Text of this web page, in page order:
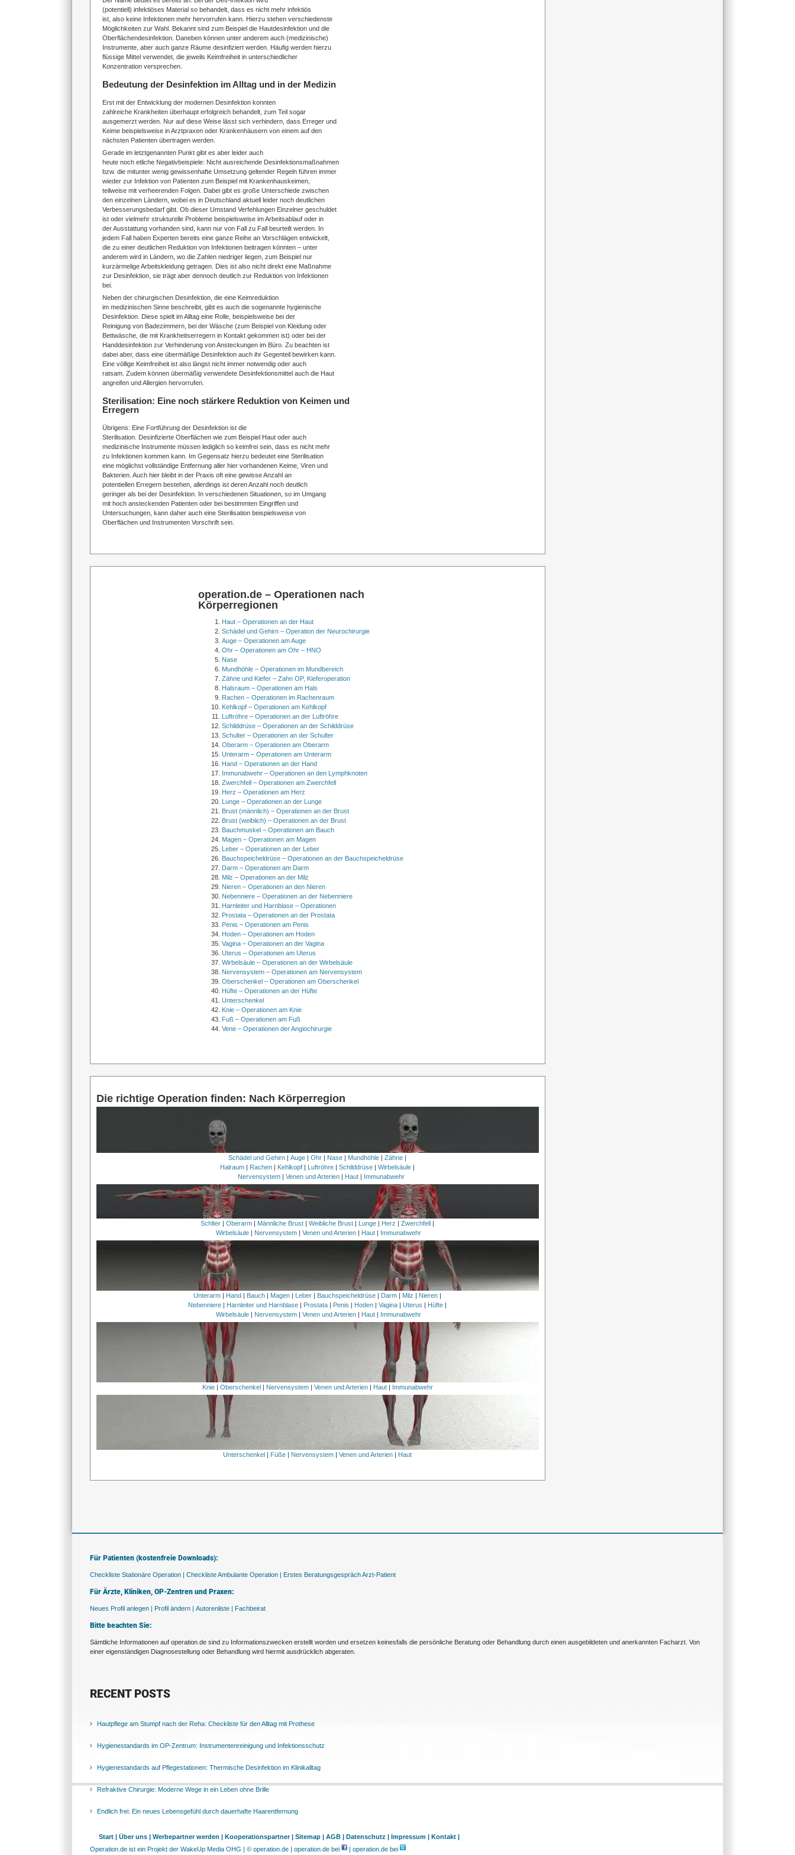
(potentiell) infektiöses Material so behandelt, dass es nicht mehr infektiös
ist, also keine Infektionen mehr hervorrufen kann. Hierzu stehen verschiedenste
Möglichkeiten zur Wahl. Bekannt sind zum Beispiel die Hautdesinfektion und die
Oberflächendesinfektion. Daneben können unter anderem auch (medizinische)
Instrumente, aber auch ganze Räume desinfiziert werden. Häufig werden hierzu
flüssige Mittel verwendet, die jeweils Keimfreiheit in unterschiedlicher
Konzentration versprechen.
Bedeutung der Desinfektion im Alltag und in der Medizin
Erst mit der Entwicklung der modernen Desinfektion konnten
zahlreiche Krankheiten überhaupt erfolgreich behandelt, zum Teil sogar
ausgemerzt werden. Nur auf diese Weise lässt sich verhindern, dass Erreger und
Keime beispielsweise in Arztpraxen oder Krankenhäusern von einem auf den
nächsten Patienten übertragen werden.
Gerade im letztgenannten Punkt gibt es aber leider auch
heute noch etliche Negativbeispiele: Nicht ausreichende Desinfektionsmaßnahmen
bzw. die mitunter wenig gewissenhafte Umsetzung geltender Regeln führen immer
wieder zur Infektion von Patienten zum Beispiel mit Krankenhauskeimen,
teilweise mit verheerenden Folgen. Dabei gibt es große Unterschiede zwischen
den einzelnen Ländern, wobei es in Deutschland aktuell leider noch deutlichen
Verbesserungsbedarf gibt. Ob dieser Umstand Verfehlungen Einzelner geschuldet
ist oder vielmehr strukturelle Probleme beispielsweise im Arbeitsablauf oder in
der Ausstattung vorhanden sind, kann nur von Fall zu Fall beurteilt werden. In
jedem Fall haben Experten bereits eine ganze Reihe an Vorschlägen entwickelt,
die zu einer deutlichen Reduktion von Infektionen beitragen könnten – unter
anderem wird in Ländern, wo die Zahlen niedriger liegen, zum Beispiel nur
kurzärmelige Arbeitskleidung getragen. Dies ist also nicht direkt eine Maßnahme
zur Desinfektion, sie trägt aber dennoch deutlich zur Reduktion von Infektionen
bei.
Neben der chirurgischen Desinfektion, die eine Keimreduktion
im medizinischen Sinne beschreibt, gibt es auch die sogenannte hygienische
Desinfektion. Diese spielt im Alltag eine Rolle, beispielsweise bei der
Reinigung von Badezimmern, bei der Wäsche (zum Beispiel von Kleidung oder
Bettwäsche, die mit Krankheitserregern in Kontakt gekommen ist) oder bei der
Handdesinfektion zur Verhinderung von Ansteckungen im Büro. Zu beachten ist
dabei aber, dass eine übermäßige Desinfektion auch ihr Gegenteil bewirken kann.
Eine völlige Keimfreiheit ist also längst nicht immer notwendig oder auch
ratsam. Zudem können übermäßig verwendete Desinfektionsmittel auch die Haut
angreifen und Allergien hervorrufen.
Sterilisation: Eine noch stärkere Reduktion von Keimen und
Erregern
Übrigens: Eine Fortführung der Desinfektion ist die
Sterilisation. Desinfizierte Oberflächen wie zum Beispiel Haut oder auch
medizinische Instrumente müssen lediglich so keimfrei sein, dass es nicht mehr
zu Infektionen kommen kann. Im Gegensatz hierzu bedeutet eine Sterilisation
eine möglichst vollständige Entfernung aller hier vorhandenen Keime, Viren und
Bakterien. Auch hier bleibt in der Praxis oft eine gewisse Anzahl an
potentiellen Erregern bestehen, allerdings ist deren Anzahl noch deutlich
geringer als bei der Desinfektion. In verschiedenen Situationen, so im Umgang
mit hoch ansteckenden Patienten oder bei bestimmten Eingriffen und
Untersuchungen, kann daher auch eine Sterilisation beispielsweise von
Oberflächen und Instrumenten Vorschrift sein.
operation.de – Operationen nach
Körperregionen
Haut – Operationen an der Haut
Schädel und Gehirn – Operation der Neurochirurgie
Auge – Operationen am Auge
Ohr – Operationen am Ohr – HNO
Nase
Mundhöhle – Operationen im Mundbereich
Zähne und Kiefer – Zahn OP, Kieferoperation
Halsraum – Operationen am Hals
Rachen – Operationen im Rachenraum
Kehlkopf – Operationen am Kehlkopf
Luftröhre – Operationen an der Luftröhre
Schilddrüse – Operationen an der Schilddrüse
Schulter – Operationen an der Schulter
Oberarm – Operationen am Oberarm
Unterarm – Operationen am Unterarm
Hand – Operationen an der Hand
Immunabwehr – Operationen an den Lymphknoten
Zwerchfell – Operationen am Zwerchfell
Herz – Operationen am Herz
Lunge – Operationen an der Lunge
Brust (männlich) – Operationen an der Brust
Brust (weiblich) – Operationen an der Brust
Bauchmuskel – Operationen am Bauch
Magen – Operationen am Magen
Leber – Operationen an der Leber
Bauchspeicheldrüse – Operationen an der Bauchspeicheldrüse
Darm – Operationen am Darm
Milz – Operationen an der Milz
Nieren – Operationen an den Nieren
Nebenniere – Operationen an der Nebenniere
Harnleiter und Harnblase – Operationen
Prostata – Operationen an der Prostata
Penis – Operationen am Penis
Hoden – Operationen am Hoden
Vagina – Operationen an der Vagina
Uterus – Operationen am Uterus
Wirbelsäule – Operationen an der Wirbelsäule
Nervensystem – Operationen am Nervensystem
Oberschenkel – Operationen am Oberschenkel
Hüfte – Operationen an der Hüfte
Unterschenkel
Knie – Operationen am Knie
Fuß – Operationen am Fuß
Vene – Operationen der Angiochirurgie
Die richtige Operation finden: Nach Körperregion
Schädel und Gehirn |Auge |Ohr | Nase | Mundhöhle |Zähne |
Halraum | Rachen | Kehlkopf | Luftröhre |Schilddrüse |Wirbelsäule |
Nervensystem| Venen und Arterien| Haut| Immunabwehr
Schlter |Oberarm Männliche Brust |Weibliche Brust Lunge Herz |Zwerchfell
Wirbelsäule| Nervensystem| Venen und Arterien| Haut| Immunabwehr
Unterarm | Hand | Bauch | Magen | Leber | Bauchspeicheldrüse | Darm | Milz | Nieren |
Nebenniere | Harnleiter und Harnblase | Prostata | Penis | Hoden |Vagina |Uterus | Hüfte |
Wirbelsäule| Nervensystem| Venen und Arterien| Haut| Immunabwehr
Knie| Oberschenkel Nervensystem| Venen und Arterien| Haut| Immunabwehr
Unterschenkel | Füße | Nervensystem |Venen und Arterien | Haut
Für Patienten (kostenfreie Downloads):
Checkliste Stationäre Operation | Checkliste Ambulante Operation | Erstes Beratungsgespräch Arzt-Patient
Für Ärzte, Kliniken, OP-Zentren und Praxen:
Neues Profil anlegen | Profil ändern | Autorenliste | Fachbeirat
Bitte beachten Sie:
Sämtliche Informationen auf operation.de sind zu Informationszwecken erstellt worden und ersetzen keinesfalls die persönliche Beratung oder Behandlung durch einen ausgebildeten und anerkannten Facharzt. Von
einer eigenständigen Diagnosestellung oder Behandlung wird hiermit ausdrücklich abgeraten.
RECENT POSTS
Hautpflege am Stumpf nach der Reha: Checkliste für den Alltag mit Prothese
Hygienestandards im OP-Zentrum: Instrumentenreinigung und Infektionsschutz
Hygienestandards auf Pflegestationen: Thermische Desinfektion im Klinikalltag
Refraktive Chirurgie: Moderne Wege in ein Leben ohne Brille
Endlich frei: Ein neues Lebensgefühl durch dauerhafte Haarentfernung
Start | Über uns | Werbepartner werden | Kooperationspartner | Sitemap | AGB | Datenschutz | Impressum | Kontakt |
Operation.de ist ein Projekt der WakeUp Media OHG | © operation.de | operation.de bei
| operation.de bei